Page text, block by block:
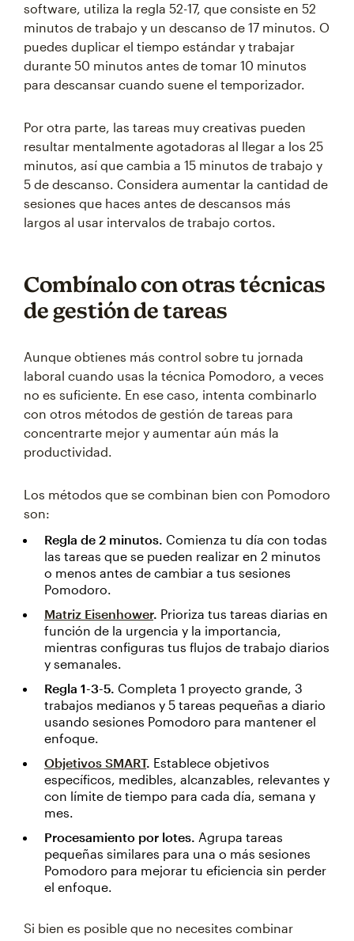
software, utiliza la regla 52-17, que consiste en 52
minutos de trabajo y un descanso de 17 minutos. O
puedes duplicar el tiempo estándar y trabajar
durante 50 minutos antes de tomar 10 minutos
para descansar cuando suene el temporizador.
Por otra parte, las tareas muy creativas pueden
resultar mentalmente agotadoras al llegar a los 25
minutos, así que cambia a 15 minutos de trabajo y
5 de descanso. Considera aumentar la cantidad de
sesiones que haces antes de descansos más
largos al usar intervalos de trabajo cortos.
Combínalo con otras técnicas
de gestión de tareas
Aunque obtienes más control sobre tu jornada
laboral cuando usas la técnica Pomodoro, a veces
no es suficiente. En ese caso, intenta combinarlo
con otros métodos de gestión de tareas para
concentrarte mejor y aumentar aún más la
productividad.
Los métodos que se combinan bien con Pomodoro
son:
Regla de 2 minutos. Comienza tu día con todas
las tareas que se pueden realizar en 2 minutos
o menos antes de cambiar a tus sesiones
Pomodoro.
Matriz Eisenhower. Prioriza tus tareas diarias en
función de la urgencia y la importancia,
mientras configuras tus flujos de trabajo diarios
y semanales.
Regla 1-3-5. Completa 1 proyecto grande, 3
trabajos medianos y 5 tareas pequeñas a diario
usando sesiones Pomodoro para mantener el
enfoque.
Objetivos SMART. Establece objetivos
específicos, medibles, alcanzables, relevantes y
con límite de tiempo para cada día, semana y
mes.
Procesamiento por lotes. Agrupa tareas
pequeñas similares para una o más sesiones
Pomodoro para mejorar tu eficiencia sin perder
el enfoque.
Si bien es posible que no necesites combinar